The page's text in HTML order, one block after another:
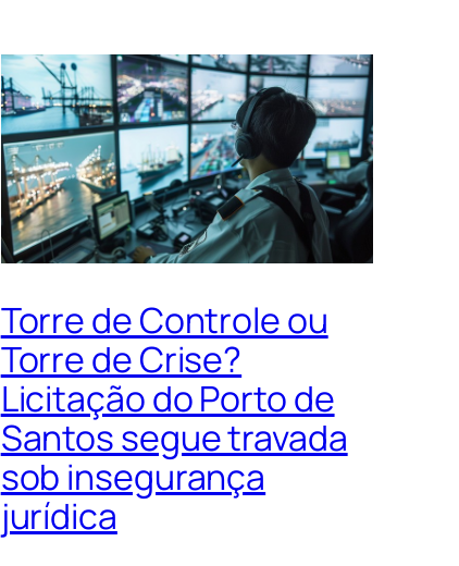
Torre de Controle ou
Torre de Crise?
Licitação do Porto de
Santos segue travada
sob insegurança
jurídica